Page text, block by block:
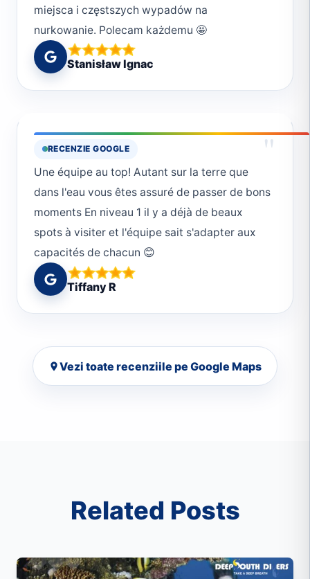
miejsca i częstszych wypadów na
nurkowanie. Polecam każdemu 🤩
Stanisław Ignac
RECENZIE GOOGLE "
Une équipe au top! Autant sur la terre que
dans l'eau vous êtes assuré de passer de bons
moments En niveau 1 il y a déjà de beaux
spots à visiter et l'équipe sait s'adapter aux
capacités de chacun 😊
Tiffany R
Vezi toate recenziile pe Google Maps
Related Posts